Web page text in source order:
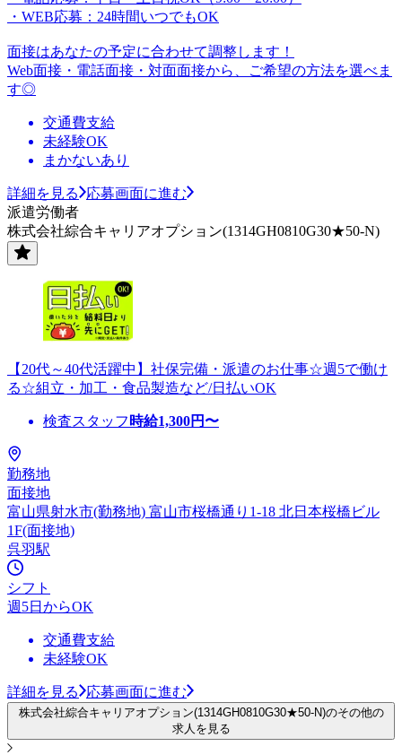
・WEB応募：24時間いつでもOK
面接はあなたの予定に合わせて調整します！
Web面接・電話面接・対面面接から、ご希望の方法を選べま
す◎
交通費支給
未経験OK
まかないあり
詳細を見る
応募画面に進む
派遣労働者
株式会社綜合キャリアオプション(1314GH0810G30★50-N)
【20代～40代活躍中】社保完備・派遣のお仕事☆週5で働け
る☆組立・加工・食品製造など/日払いOK
検査スタッフ 時給1,300円〜
勤務地
面接地
富山県射水市(勤務地) 富山市桜橋通り1-18 北日本桜橋ビル
1F(面接地)
呉羽駅
シフト
週5日からOK
交通費支給
未経験OK
詳細を見る 応募画面に進む
株式会社綜合キャリアオプション(1314GH0810G30★50-N)のその他の
求人を見る